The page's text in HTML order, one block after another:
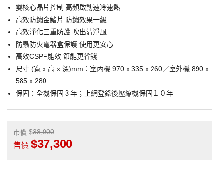
雙核心晶片控制 高頻啟動速冷速熱
高效防鏽金鰭片 防鏽效果一級
高效淨化三重防護 吹出清淨風
防蟲防火電器盒保護 使用更安心
高效CSPF能效 節能更省錢
尺寸 (寬 x 高 x 深)mm：室內機 970 x 335 x 260／室外機 890 x
585 x 280
保固：全機保固３年；上網登錄後壓縮機保固１０年
市價 38,000
售價 37,300